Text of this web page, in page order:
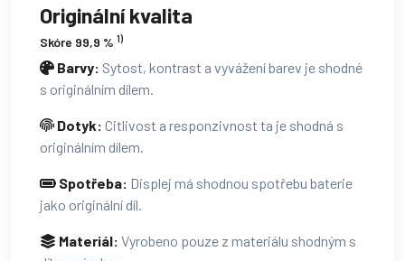
Originální kvalita
Skóre 99,9 % 1)
Barvy: Sytost, kontrast a vyvážení barev je shodné
s originálním dílem.
Dotyk: Citlivost a responzivnost ta je shodná s
originálním dílem.
Spotřeba: Displej má shodnou spotřebu baterie
jako originální díl.
Materiál: Vyrobeno pouze z materiálu shodným s